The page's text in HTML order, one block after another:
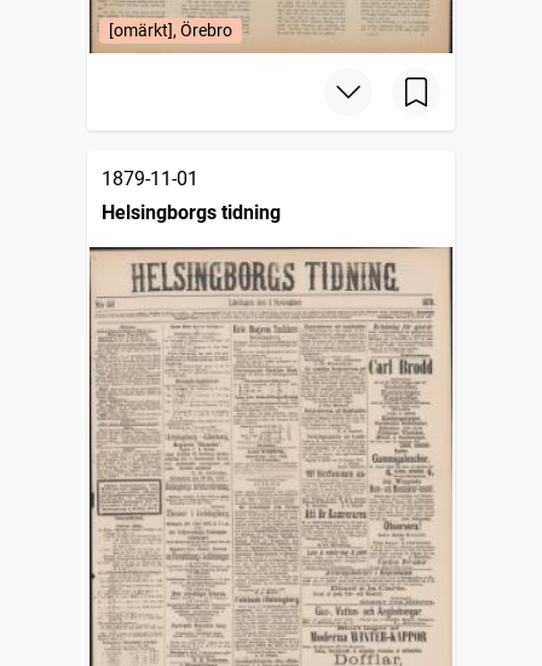
[omärkt], Örebro
1879-11-01
Helsingborgs tidning